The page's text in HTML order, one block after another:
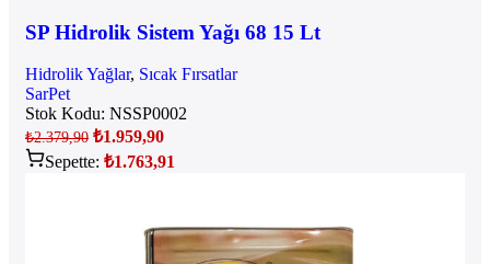
SP Hidrolik Sistem Yağı 68 15 Lt
Hidrolik Yağlar, Sıcak Fırsatlar
SarPet
Stok Kodu: NSSP0002
₺2.379,90 ₺1.959,90
Sepette: ₺1.763,91